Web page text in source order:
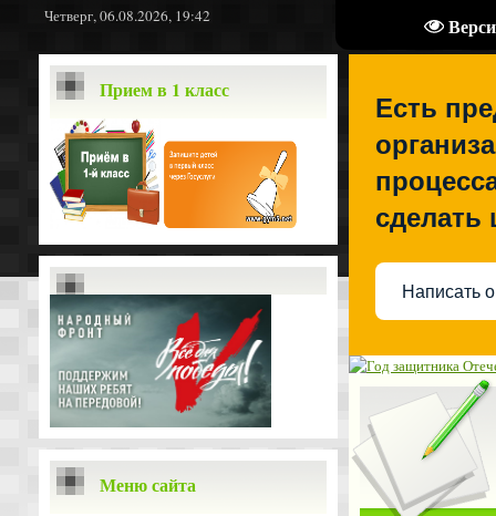
Четверг, 06.08.2026, 19:42
Прием в 1 класс
Меню сайта
Есть
сделать
Написать